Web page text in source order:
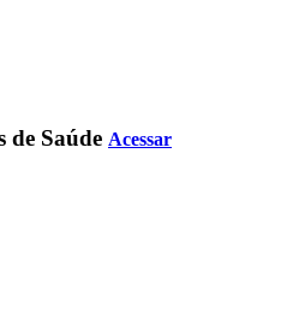
de Saúde Acessar